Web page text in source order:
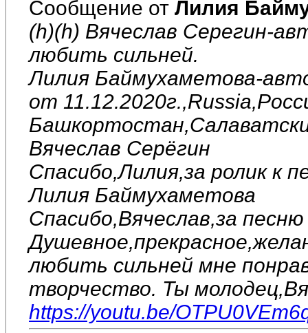
Сообщение от Лилия
(h)(h) Вячеслав Серегин-
любить сильней.
Лилия Баймухаметова-
от
Вячеслав Серёгин
Спасибо,Лилия,за ролик к
Лилия Баймухаметова
Спасибо,Вячеслав,за песню
любить сильней мне
творчество. Ты
https://youtu.be/